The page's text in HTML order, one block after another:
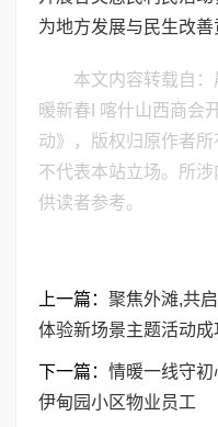
为地方发展与民生改善
本文内容转载自
暖新春I 喀什山西商会
动》，版权归原作者所
不代表本站立场。所
供读者参考。
上一篇： 聚焦外滩,共
体验新场景主题活动成
下一篇： 情暖一线守
伊甸园小区物业员工